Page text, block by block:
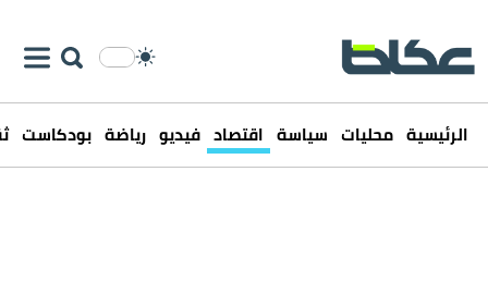
الرئيسية محليات سياسة اقتصاد فيديو رياضة بودكاست